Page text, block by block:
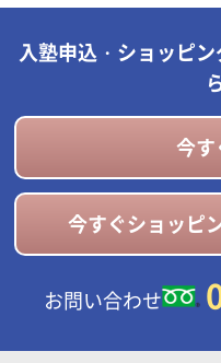
入塾申込・ショッピ
今
今すぐショッピ
お問い合わせ